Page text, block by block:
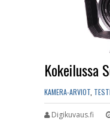
Kokeilussa
KAMERA-ARVIOT TESTI
Digikuvaus.fi